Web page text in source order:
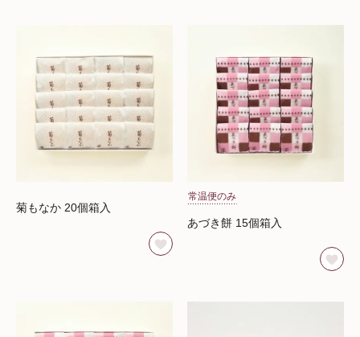
菊もなか 20個箱入
常温便のみ
あづき餅 15個箱入